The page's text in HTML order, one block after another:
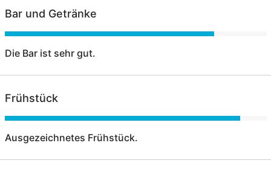
Bar und Getränke
Die Bar ist sehr gut.
Frühstück
Ausgezeichnetes Frühstück.